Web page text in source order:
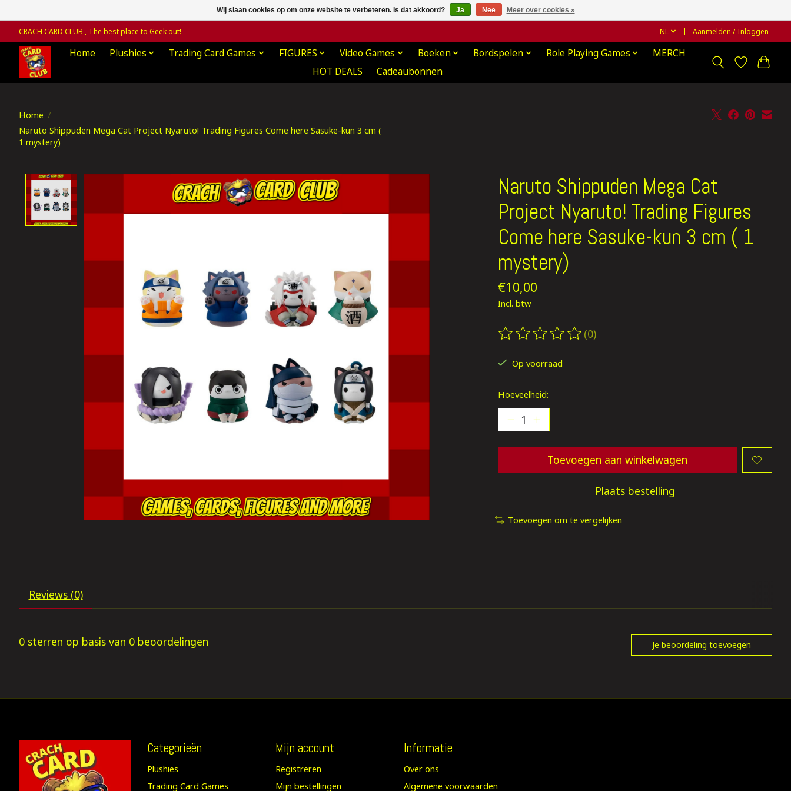
CRACH CARD CLUB , The best place to Geek out! NL Aanmelden / Inloggen
Home Plushies Trading Card Games FIGURES Video Games Boeken Bordspelen Role Playing Games
MERCH
HOT DEALS
Cadeaubonnen
Home /
Naruto Shippuden Mega Cat Project Nyaruto! Trading Figures Come here Sasuke-kun 3 cm (
1 mystery)
Product image slideshow Items
Naruto Shippuden Mega Cat
Project Nyaruto! Trading Figures
Come here Sasuke-kun 3 cm ( 1
mystery)
€10,00
Incl. btw
De beoordeling van dit product is
(0)
Op voorraad
Hoeveelheid:
Toevoegen aan winkelwagen
Plaats bestelling
Toevoegen om te vergelijken
Reviews (0)
0 sterren op basis van 0 beoordelingen Je beoordeling toevoegen
Categorieën
Plushies
Trading Card Games
Mijn account
Registreren
Mijn bestellingen
Informatie
Over ons
Algemene voorwaarden
Wij slaan cookies op om onze website te verbeteren. Is dat akkoord? Ja Nee Meer over cookies »